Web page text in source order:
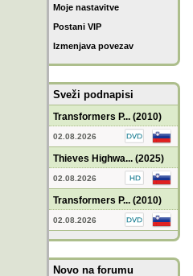
Moje nastavitve
Postani VIP
Izmenjava povezav
Sveži podnapisi
Transformers P... (2010)
02.08.2026
Thieves Highwa... (2025)
02.08.2026
Transformers P... (2010)
02.08.2026
Novo na forumu